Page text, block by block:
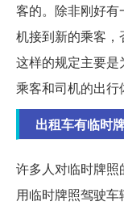
客的。除非刚好
机接到新的乘客，
这样的规定主要
乘客和司机的出行
出租车有临时
许多人对临时牌
用临时牌照驾驶